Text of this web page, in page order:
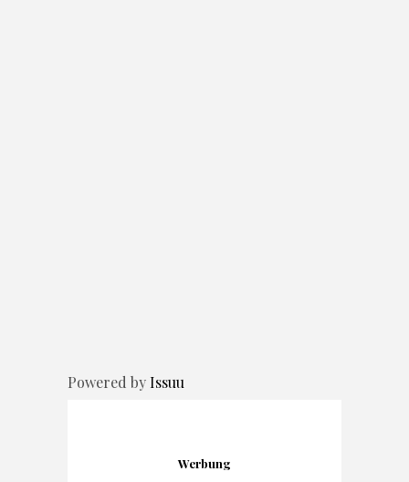
Powered by Issuu
Werbung